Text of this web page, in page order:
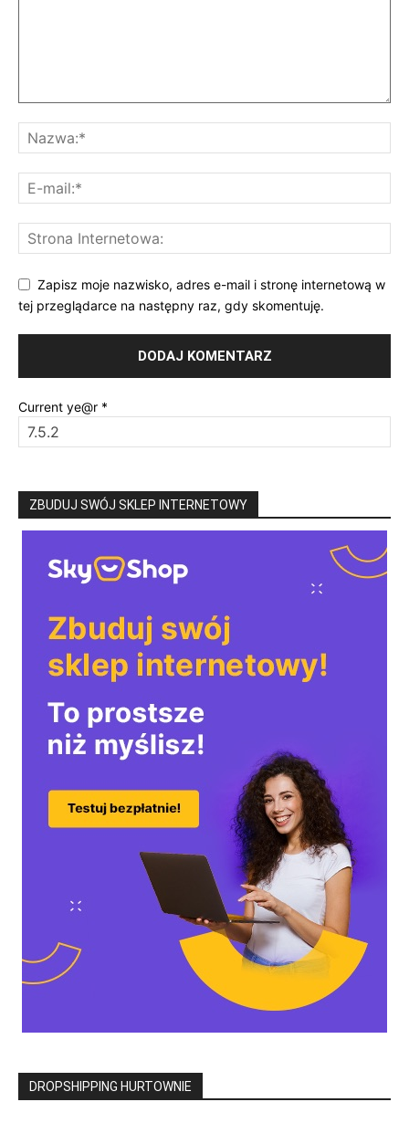
Zapisz moje nazwisko, adres e-mail i stronę internetową w
tej przeglądarce na następny raz, gdy skomentuję.
Current ye@r *
ZBUDUJ SWÓJ SKLEP INTERNETOWY
DROPSHIPPING HURTOWNIE